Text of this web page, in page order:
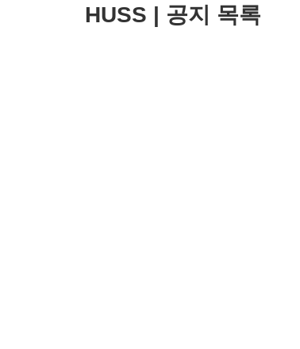
HUSS | 공지 목록